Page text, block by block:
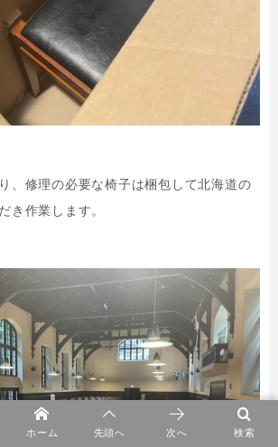
、修理の必要な椅子は梱包して北海道の
き作業します。
検索
ホーム 先頭へ 次へ